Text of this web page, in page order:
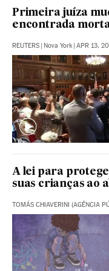
Primeira juíza
encontrada
REUTERS | Nova York | APR 13,
A lei para
suas crianças ao
TOMÁS CHIAVERINI (AGÊNCIA